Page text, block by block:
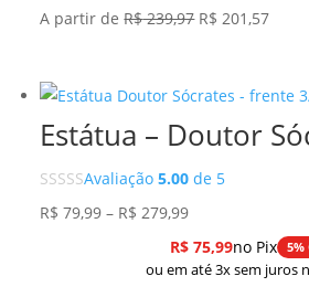
A partir deR$239,97 O
era:
R$ 239,97.
R$ 201,57O
é:
R$
Estátua – Doutor
Avaliação5.00 de 5
R$ 79,99 – R$ 279,99Faixa
de
preço:
R$75,99no Pix 5%
ou em até 3x sem juros